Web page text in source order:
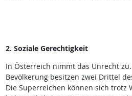
2. Soziale Gerechtigkeit
In Österreich nimmt das Unrecht
Bevölkerung besitzen zwei Drittel
Die Superreichen können sich trotz